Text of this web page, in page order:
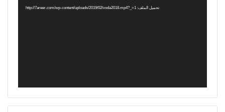
تحميل الملف: http://7areer.com/wp-content/uploads/2019/02/voda2018.mp4?_=1